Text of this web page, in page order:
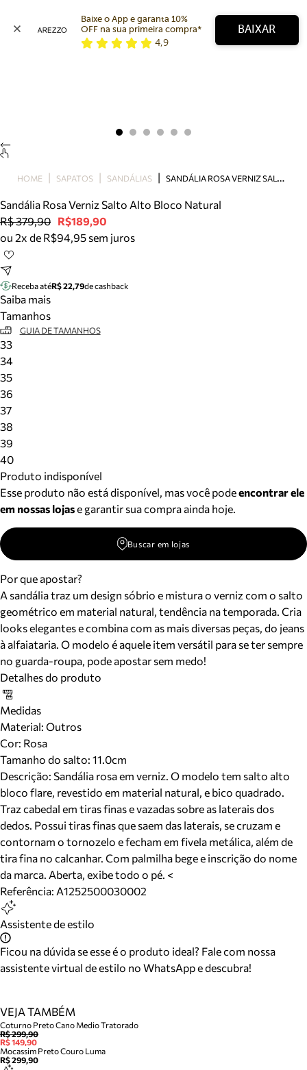
Bolsa
Tamanco
Tênis
Mule
Tire dúvidas sobre pedidos, devoluções e mais.
Meus pedidos
Acompanhe seus pedidos e solicite devoluções.
Baixe o App e garanta 10%
OFF na sua primeira compra*
4,9
BAIXAR
HOME SAPATOS SANDÁLIAS S
ANDÁLIA ROSA VERNIZ SALTO ALTO BLOCO NATURAL
Sandália Rosa Verniz Salto Alto Bloco Natural
R$ 379,90 R$189,90
ou 2x de R$94,95 sem juros
Receba atéR$ 22,79de cashback
Saiba mais
Tamanhos
GUIA DE TAMANHOS
33
34
35
36
37
38
39
40
Produto indisponível
Esse produto não está disponível, mas você podeencontrar ele
em nossas lojase garantir sua compra ainda hoje.
Buscar em lojas
Por que apostar?
A sandália traz um design sóbrio e mistura o verniz com o salto
geométrico em material natural, tendência na temporada. Cria
looks elegantes e combina com as mais diversas peças, do jeans
à alfaiataria. O modelo é aquele item versátil para se ter sempre
no guarda-roupa, pode apostar sem medo!
Detalhes do produto
Medidas
Material: Outros
Cor: Rosa
Tamanho do salto: 11.0cm
Descrição: Sandália rosa em verniz. O modelo tem salto alto
bloco flare, revestido em material natural, e bico quadrado.
Traz cabedal em tiras finas e vazadas sobre as laterais dos
dedos. Possui tiras finas que saem das laterais, se cruzam e
contornam o tornozelo e fecham em fivela metálica, além de
tira fina no calcanhar. Com palmilha bege e inscrição do nome
da marca. Aberta, exibe todo o pé. <
Referência: A1252500030002
Assistente de estilo
Ficou na dúvida se esse é o produto ideal? Fale com nossa
assistente virtual de estilo no WhatsApp e descubra!
VEJA TAMBÉM
Coturno Preto Cano Medio Tratorado
R$ 299,90
R$ 149,90
Mocassim Preto Couro Luma
R$ 299,90